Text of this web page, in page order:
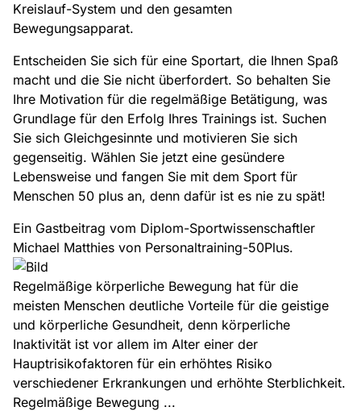
Kreislauf-System und den gesamten
Bewegungsapparat.
Entscheiden Sie sich für eine Sportart, die Ihnen Spaß
macht und die Sie nicht überfordert. So behalten Sie
Ihre Motivation für die regelmäßige Betätigung, was
Grundlage für den Erfolg Ihres Trainings ist. Suchen
Sie sich Gleichgesinnte und motivieren Sie sich
gegenseitig. Wählen Sie jetzt eine gesündere
Lebensweise und fangen Sie mit dem Sport für
Menschen 50 plus an, denn dafür ist es nie zu spät!
Ein Gastbeitrag vom Diplom-Sportwissenschaftler
Michael Matthies von Personaltraining-50Plus.
Regelmäßige körperliche Bewegung hat für die
meisten Menschen deutliche Vorteile für die geistige
und körperliche Gesundheit, denn körperliche
Inaktivität ist vor allem im Alter einer der
Hauptrisikofaktoren für ein erhöhtes Risiko
verschiedener Erkrankungen und erhöhte Sterblichkeit.
Regelmäßige Bewegung ...